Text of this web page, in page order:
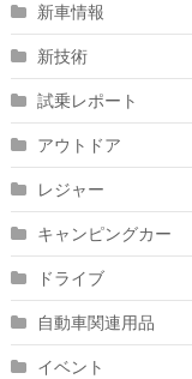
新車情報
新技術
試乗レポート
アウトドア
レジャー
キャンピングカー
ドライブ
自動車関連用品
イベント